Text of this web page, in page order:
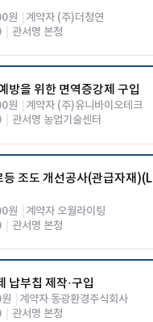
원
계약자 (주)더청연
관서명 본청
방을 위한 면역증강제 구입
원
계약자 (주)유니바이오테크
관서명 농업기술센터
조도 개선공사(관급자재)(L
원
계약자 오월라이팅
관서명 본청
납부칩 제작·구입
계약자 동광환경주식회사
관서명 본청